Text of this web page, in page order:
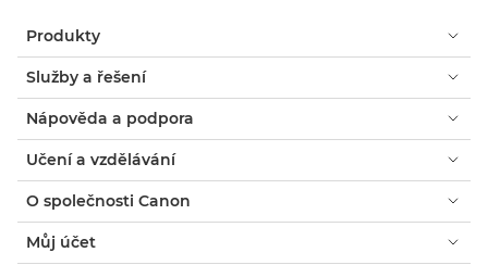
Produkty
Služby a řešení
Nápověda a podpora
Učení a vzdělávání
O společnosti Canon
Můj účet